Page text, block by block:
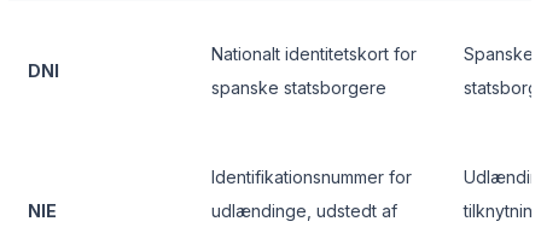
DNI
Nationalt identitetskort for
spanske statsborgere
Spanske
NIE
Identifikationsnummer for
udlændinge, udstedt af